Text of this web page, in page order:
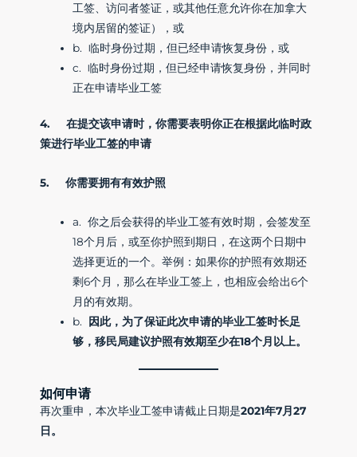
工签、访问者签证，或其他任意允许你在加拿大
境内居留的签证），或
b. 临时身份过期，但已经申请恢复身份，或
c. 临时身份过期，但已经申请恢复身份，并同时
正在申请毕业工签
4. 在提交该申请时，你需要表明你正在根据此临时政
策进行毕业工签的申请
5. 你需要拥有有效护照
a. 你之后会获得的毕业工签有效时期，会签发至
18个月后，或至你护照到期日，在这两个日期中
选择更近的一个。举例：如果你的护照有效期还
剩6个月，那么在毕业工签上，也相应会给出6个
月的有效期。
b.
因此，为了保证此次申请的毕业工签时长足
够，移民局建议护照有效期至少在18个月以上。
如何申请
再次重申，本次毕业工签申请截止日期是2021年7月27
日。